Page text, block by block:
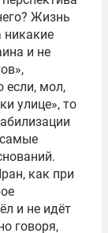
Жизнь
и не
если, мол,
улице», то
как при
и не идёт
говоря,